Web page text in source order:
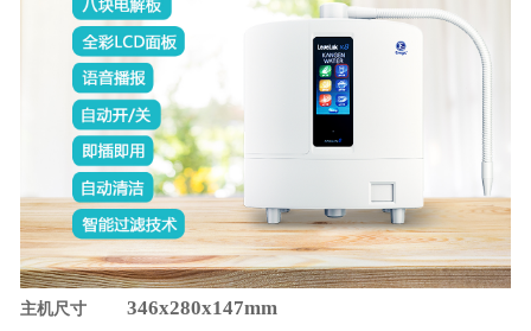
主机尺寸 346x280x147mm